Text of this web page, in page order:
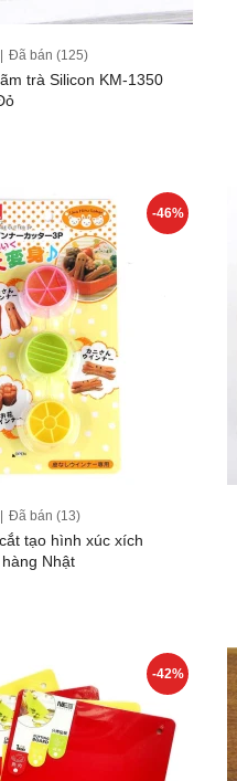
Đã bán (125)
trà Silicon KM-1350
-46%
Đã bán (13)
tạo hình xúc xích
Nhật
-42%